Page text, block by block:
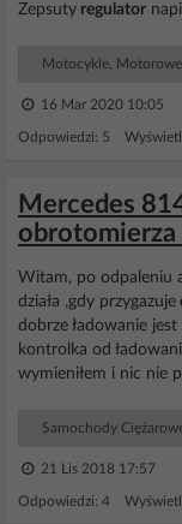
Zepsuty regulator
Motocykle,
16 Mar 2020 10:05
Odpowiedzi: 5
Mercedes
obrotomierza
Witam, po odpaleniu
działa ,gdy przygazuje
dobrze ładowanie
kontrolka od
wymieniłem i nic nie
Samochody
21 Lis 2018 17:57
Odpowiedzi: 4